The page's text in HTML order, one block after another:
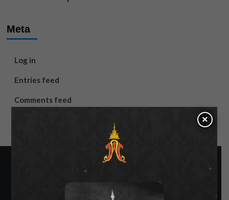
Meta
Log in
Entries feed
Comments feed
×